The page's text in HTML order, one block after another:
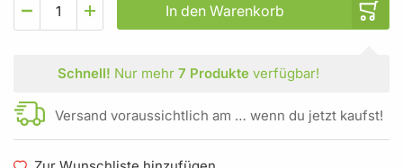
In den Warenkorb
Schnell! Nur mehr 7 Produkteverfügbar!
Versand voraussichtlich am … wenn du jetzt kaufst!